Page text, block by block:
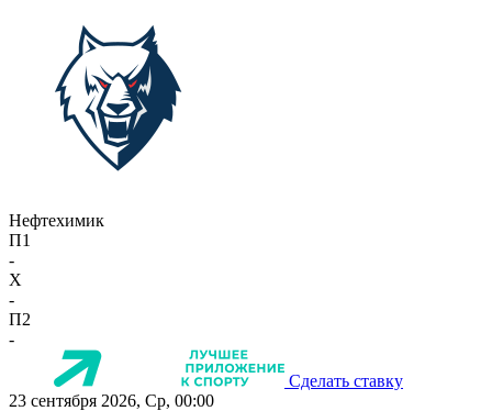
Нефтехимик
П1
-
X
-
П2
-
Сделать ставку
23 сентября 2026, Ср, 00:00